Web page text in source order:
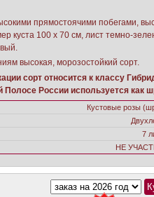
прямостоячими побегами,
куста 100 х 70 см, лист темно-
высокая, морозостойкий сорт.
сорт относится к классу
России используется как
Кустовые розы
7
НЕ